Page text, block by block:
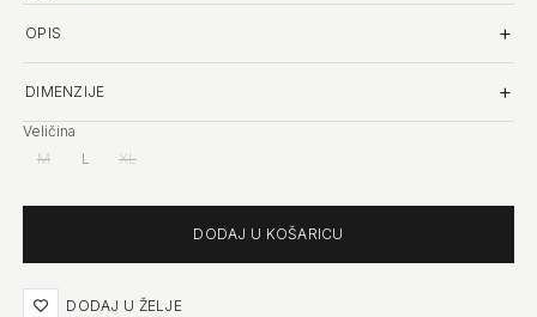
OPIS
DIMENZIJE
Veličina
M
(nema na stanju)
L XL
DODAJ U ŽELJE